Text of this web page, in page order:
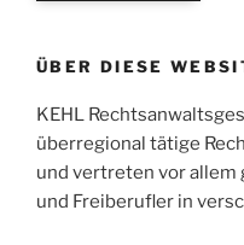
Bewertungen von
2
anderen Quellen
Blick aufs ProvenExpert-
ÜBER DIESE
KEHL
überregional tätige
und vertreten vor
und Freiberufler in